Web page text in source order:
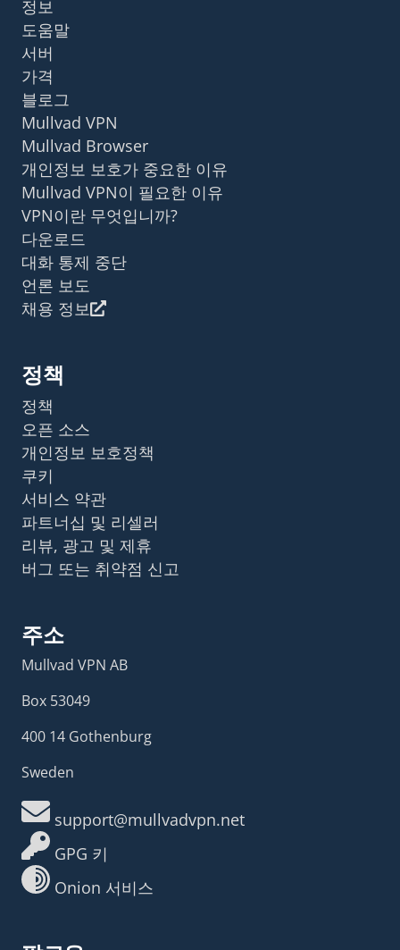
정보
도움말
서버
가격
블로그
Mullvad VPN
Mullvad Browser
개인정보 보호가 중요한 이유
Mullvad VPN이 필요한 이유
VPN이란 무엇입니까?
다운로드
대화 통제 중단
언론 보도
채용 정보
정책
정책
오픈 소스
개인정보 보호정책
쿠키
서비스 약관
파트너십 및 리셀러
리뷰, 광고 및 제휴
버그 또는 취약점 신고
주소
Mullvad VPN AB
Box 53049
400 14 Gothenburg
Sweden
support@mullvadvpn.net
GPG 키
Onion 서비스